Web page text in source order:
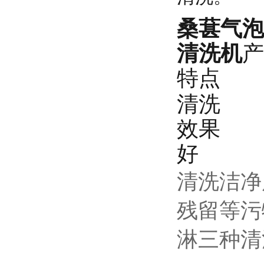
桑葚气
清洗机
特点
清洗
效果
好
清洗洁
残留等
淋三种